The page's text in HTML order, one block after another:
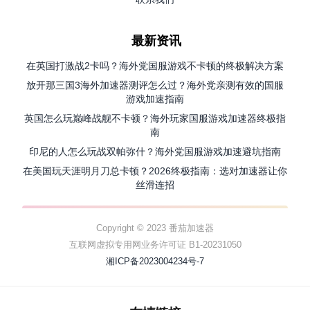
最新资讯
在英国打激战2卡吗？海外党国服游戏不卡顿的终极解决方案
放开那三国3海外加速器测评怎么过？海外党亲测有效的国服
游戏加速指南
英国怎么玩巅峰战舰不卡顿？海外玩家国服游戏加速器终极指
南
印尼的人怎么玩战双帕弥什？海外党国服游戏加速避坑指南
在美国玩天涯明月刀总卡顿？2026终极指南：选对加速器让你
丝滑连招
Copyright © 2023 番茄加速器
互联网虚拟专用网业务许可证 B1-20231050
湘ICP备2023004234号-7